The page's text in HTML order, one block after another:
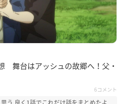
舞台はアッシュの故郷へ！父・
6コメント